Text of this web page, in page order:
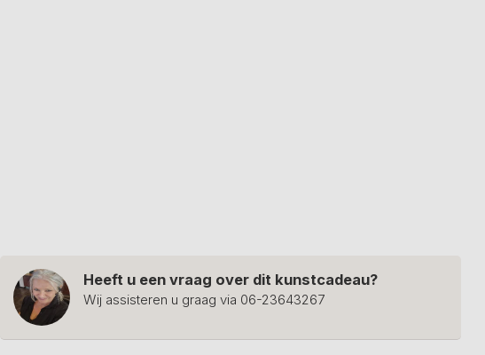
Heeft u een vraag over dit kunstcadeau?
Wij assisteren u graag via 06-23643267